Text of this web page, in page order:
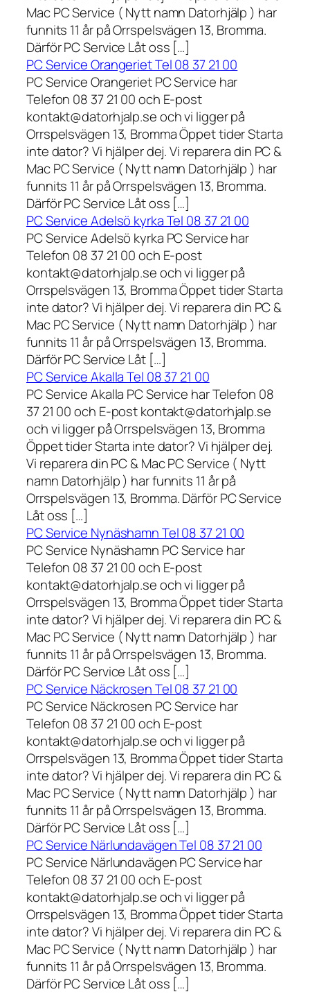
Mac PC Service ( Nytt namn Datorhjälp ) har
funnits 11 år på Orrspelsvägen 13, Bromma.
Därför PC Service Låt oss […]
PC Service Orangeriet Tel 08 37 21 00
PC Service Orangeriet PC Service har
Telefon 08 37 21 00 och E-post
kontakt@datorhjalp.se och vi ligger på
Orrspelsvägen 13, Bromma Öppet tider Starta
inte dator? Vi hjälper dej. Vi reparera din PC &
Mac PC Service ( Nytt namn Datorhjälp ) har
funnits 11 år på Orrspelsvägen 13, Bromma.
Därför PC Service Låt oss […]
PC Service Adelsö kyrka Tel 08 37 21 00
PC Service Adelsö kyrka PC Service har
Telefon 08 37 21 00 och E-post
kontakt@datorhjalp.se och vi ligger på
Orrspelsvägen 13, Bromma Öppet tider Starta
inte dator? Vi hjälper dej. Vi reparera din PC &
Mac PC Service ( Nytt namn Datorhjälp ) har
funnits 11 år på Orrspelsvägen 13, Bromma.
Därför PC Service Låt […]
PC Service Akalla Tel 08 37 21 00
PC Service Akalla PC Service har Telefon 08
37 21 00 och E-post kontakt@datorhjalp.se
och vi ligger på Orrspelsvägen 13, Bromma
Öppet tider Starta inte dator? Vi hjälper dej.
Vi reparera din PC & Mac PC Service ( Nytt
namn Datorhjälp ) har funnits 11 år på
Orrspelsvägen 13, Bromma. Därför PC Service
Låt oss […]
PC Service Nynäshamn Tel 08 37 21 00
PC Service Nynäshamn PC Service har
Telefon 08 37 21 00 och E-post
kontakt@datorhjalp.se och vi ligger på
Orrspelsvägen 13, Bromma Öppet tider Starta
inte dator? Vi hjälper dej. Vi reparera din PC &
Mac PC Service ( Nytt namn Datorhjälp ) har
funnits 11 år på Orrspelsvägen 13, Bromma.
Därför PC Service Låt oss […]
PC Service Näckrosen Tel 08 37 21 00
PC Service Näckrosen PC Service har
Telefon 08 37 21 00 och E-post
kontakt@datorhjalp.se och vi ligger på
Orrspelsvägen 13, Bromma Öppet tider Starta
inte dator? Vi hjälper dej. Vi reparera din PC &
Mac PC Service ( Nytt namn Datorhjälp ) har
funnits 11 år på Orrspelsvägen 13, Bromma.
Därför PC Service Låt oss […]
PC Service Närlundavägen Tel 08 37 21 00
PC Service Närlundavägen PC Service har
Telefon 08 37 21 00 och E-post
kontakt@datorhjalp.se och vi ligger på
Orrspelsvägen 13, Bromma Öppet tider Starta
inte dator? Vi hjälper dej. Vi reparera din PC &
Mac PC Service ( Nytt namn Datorhjälp ) har
funnits 11 år på Orrspelsvägen 13, Bromma.
Därför PC Service Låt oss […]